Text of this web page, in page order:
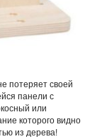
потеряет своей
панели с
или
которого видно
из дерева!